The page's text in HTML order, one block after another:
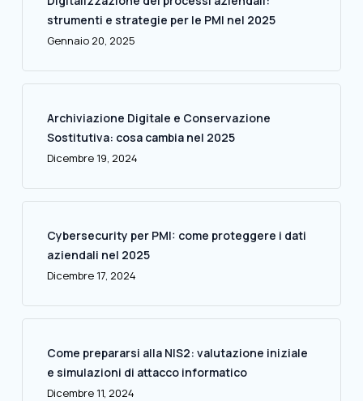
strumenti e strategie per le PMI nel 2025
Gennaio 20, 2025
Archiviazione Digitale e Conservazione
Sostitutiva: cosa cambia nel 2025
Dicembre 19, 2024
Cybersecurity per PMI: come proteggere i dati
aziendali nel 2025
Dicembre 17, 2024
Come prepararsi alla NIS2: valutazione iniziale
e simulazioni di attacco informatico
Dicembre 11, 2024